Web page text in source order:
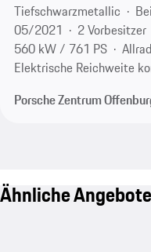
Tiefschwarzmetallic
05/2021
2 Vorbesitzer
560 kW / 761 PS
Elektrische Reichweite
Porsche Zentrum
Ähnliche Angebote